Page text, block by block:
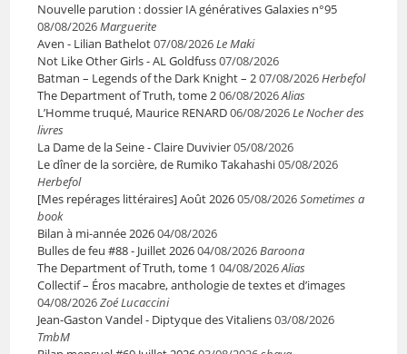
Nouvelle parution : dossier IA génératives Galaxies n°95
08/08/2026Marguerite
Aven - Lilian Bathelot07/08/2026Le Maki
Not Like Other Girls - AL Goldfuss07/08/2026
Batman – Legends of the Dark Knight – 207/08/2026Herbefol
The Department of Truth, tome 206/08/2026Alias
L’Homme truqué, Maurice RENARD06/08/2026Le Nocher des
livres
La Dame de la Seine - Claire Duvivier05/08/2026
Le dîner de la sorcière, de Rumiko Takahashi05/08/2026
Herbefol
[Mes repérages littéraires] Août 202605/08/2026Sometimes a
book
Bilan à mi-année 202604/08/2026
Bulles de feu #88 - Juillet 202604/08/2026Baroona
The Department of Truth, tome 1 04/08/2026Alias
Collectif – Éros macabre, anthologie de textes et d’images
04/08/2026Zoé Lucaccini
Jean-Gaston Vandel - Diptyque des Vitaliens03/08/2026
TmbM